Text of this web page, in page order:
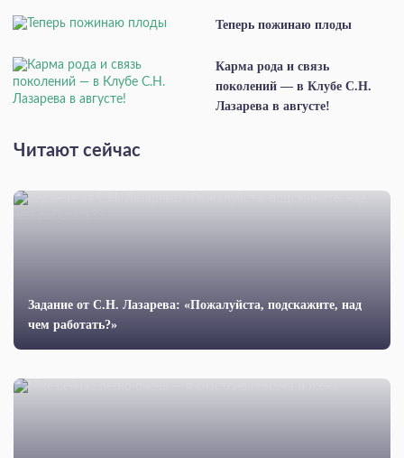
Теперь пожинаю плоды
Карма рода и связь
поколений — в Клубе С.Н.
Лазарева в августе!
Читают сейчас
Задание от С.Н. Лазарева: «Пожалуйста, подскажите, над
чем работать?»